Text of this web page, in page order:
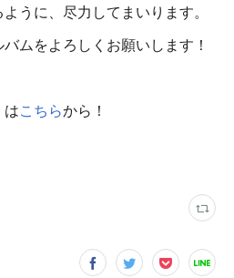
うに、尽力してまいります。
ムをよろしくお願いします！
はこちらから！